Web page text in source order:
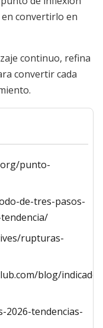
convertirlo en
continuo, refina
convertir cada
punto-
de-tres-pasos-
rupturas-
blog/
2026-tendencias-